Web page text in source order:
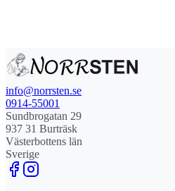
info@norrsten.se
0914-55001
Sundbrogatan 29
937 31 Burträsk
Västerbottens län
Sverige